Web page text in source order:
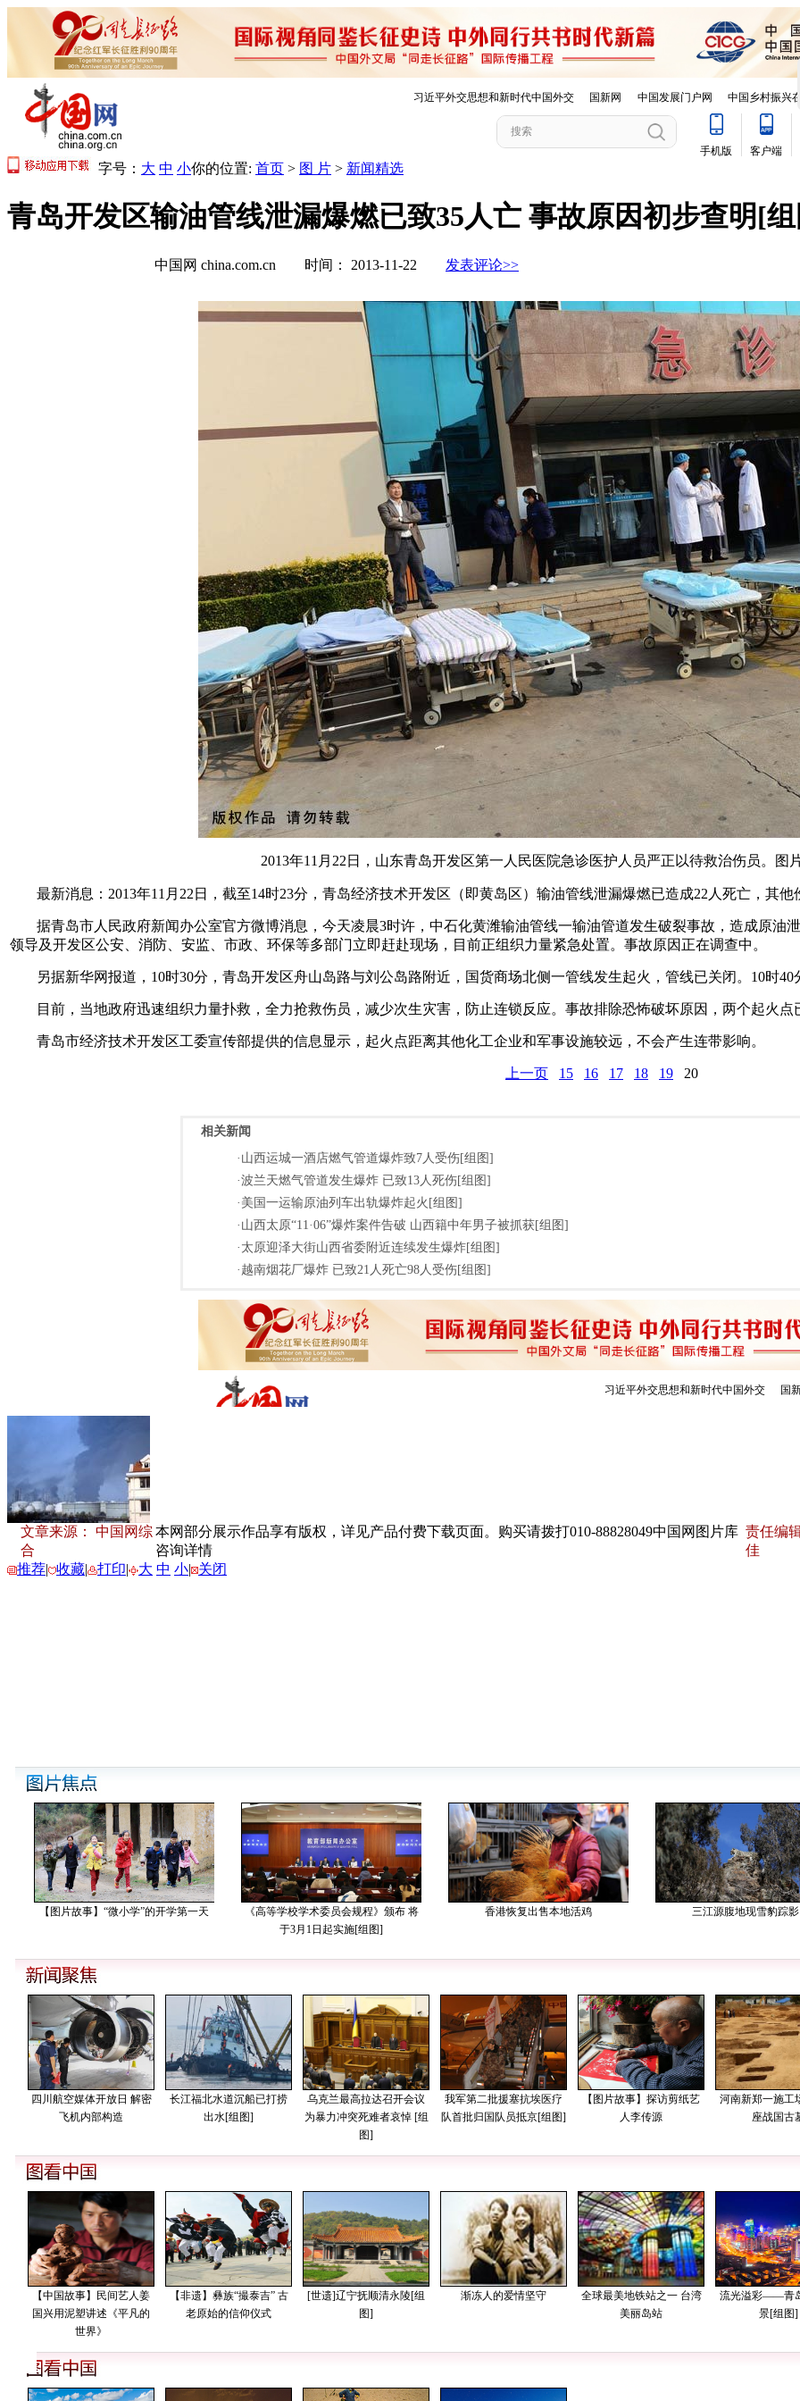
字号： 大 中 小你的位置: 首页 > 图 片 > 新闻精选
青岛开发区输油管线泄漏爆燃已致35人亡 事故原因初步查明[
中国网 china.com.cn 时间： 2013-11-22 发表评论>>
2013年11月22日，山东青岛开发区第一人民医院急诊医护人员严正以待救治伤员。图
最新消息：2013年11月22日， 截至14时23分，青岛经济技术开发区（即黄岛区）输油管线泄漏爆燃已造成22人死亡，其
据青岛市人民政府新闻办公室官方微博消息，今天凌晨3时许，中石化黄潍输油管线一输油管道发生破裂事故，造成原油
领导及开发区公安、消防、安监、市政、环保等多部门立即赶赴现场，目前正组织力量紧急处置。事故原因正在调查中。
另据新华网报道，10时30分，青岛开发区舟山岛路与刘公岛路附近，国货商场北侧一管线发生起火，管线已关闭。10时
目前，当地政府迅速组织力量扑救，全力抢救伤员，减少次生灾害，防止连锁反应。事故排除恐怖破坏原因，两个起火点
青岛市经济技术开发区工委宣传部提供的信息显示，起火点距离其他化工企业和军事设施较远，不会产生连带影响。
上一页 15 16 17 18 19 20
相关新闻
·山西运城一酒店燃气管道爆炸致7人受伤[组图]
·波兰天燃气管道发生爆炸 已致13人死伤[组图]
·美国一运输原油列车出轨爆炸起火[组图]
·山西太原“11·06”爆炸案件告破 山西籍中年男子被抓获[组图]
·太原迎泽大街山西省委附近连续发生爆炸[组图]
·越南烟花厂爆炸 已致21人死亡98人受伤[组图]
文章来源： 中国网综
合
本网部分展示作品享有版权，详见产品付费下载页面。购买请拨打010-88828049中国网图片库
咨询详情
责任编
佳
推荐| 收藏| 打印| 大 中 小| 关闭